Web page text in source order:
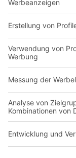
Transportsysteme
Dienstleistungen
Über uns
Karriere